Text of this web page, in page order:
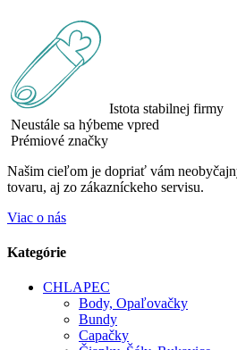
Istota stabilnej firmy
Neustále sa hýbeme vpred
Prémiové značky
Našim cieľom je dopriať vám
tovaru, aj zo zákazníckeho servisu.
Viac o nás
Kategórie
CHLAPEC
Body, Opaľovačky
Bundy
Capačky